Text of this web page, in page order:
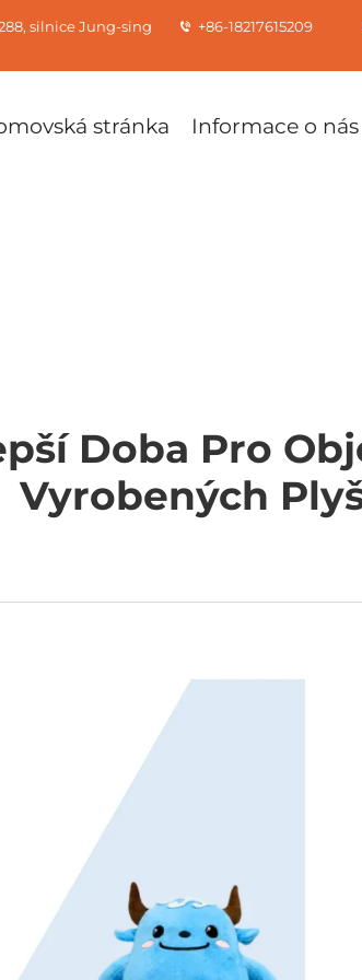
silnice Jung-sing +86-18217615209
stránka Informace o nás
Doba Pro
Vyrobených